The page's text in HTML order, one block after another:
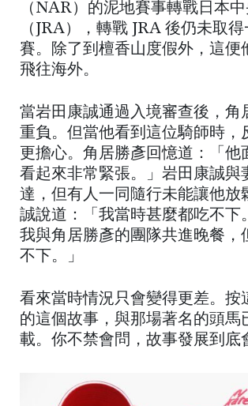
（NAR）的泥地賽事轉戰日本
（JRA），轉戰 JRA 後仍未取
賽。除了到檀香山度假外，這便
飛往海外。
當岩田康誠通過入境審查後，角
重負。但當他看到這位騎師時，
更擔心。角居勝彥回憶道：「他
看起來非常緊張。」岩田康誠與
達，但有人一同隨行未能讓他放
誠說道：「我當時甚麼都吃不下
我與角居勝彥的團隊共進晚餐，
不下。」
看來當時情況只會變得更差。按
的這個故事，與那場著名的頭馬
載。你不禁會問，故事發展到底